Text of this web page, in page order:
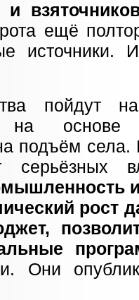
ещё
источники.
пойдут
на основе
подъём села.
серьёзных
рост
Они